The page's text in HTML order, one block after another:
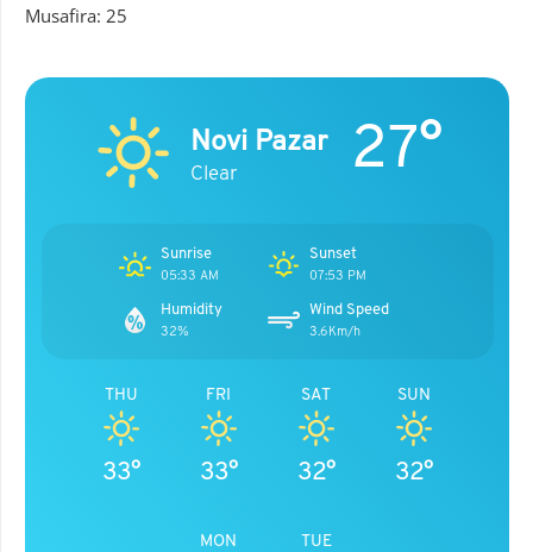
Musafira: 25
Novi Pazar
Clear 27°
Sunrise
05:33 AM
Sunset
07:53 PM
Humidity
32%
Wind Speed
3.6Km/h
THU
33°
FRI
33°
SAT
32°
SUN
32°
MON TUE